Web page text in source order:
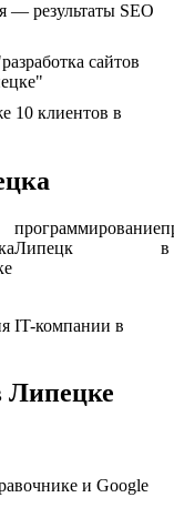
— результаты SEO
сайтов
10 клиентов в
программирование
Липецк
в
IT-компании в
Липецке
и Google